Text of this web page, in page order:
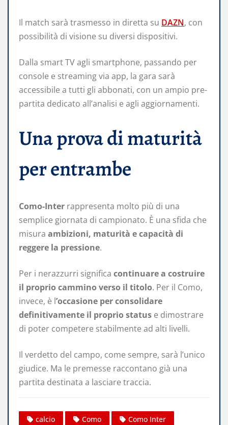
Il match sarà trasmesso in diretta su DAZN, con
possibilità di visione su diversi dispositivi.
Dalla smart TV agli smartphone, passando per
console e streaming via app, la gara sarà
accessibile a tutti gli abbonati, con un ampio pre-
partita dedicato all’analisi e agli aggiornamenti.
Una prova di maturità
per entrambe
Como-Inter rappresenta molto più di una
semplice giornata di campionato. È una sfida che
misura ambizioni, maturità e capacità di
reggere la pressione.
Per i nerazzurri significa continuare a costruire
il proprio cammino verso il titolo. Per il Como,
invece, è l’occasione per consolidare
definitivamente il proprio status e dimostrare
di poter competere stabilmente ad alti livelli.
Il verdetto del campo, come sempre, sarà l’unico
giudice. Ma le premesse raccontano già una
partita destinata a lasciare traccia.
calcio Como
Como Inter